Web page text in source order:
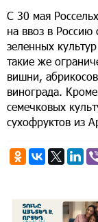
С 30 мая
на ввоз в Россию
зеленных
такие же
вишни,
винограда.
семечковых
сухофруктов из